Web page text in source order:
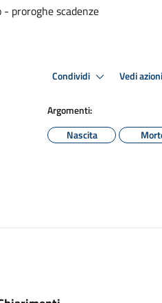
proroghe scadenze
Condividi Vedi azioni
Argomenti:
Nascita